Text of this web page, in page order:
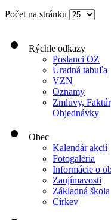
Počet na stránku
Rýchle odkazy
Poslanci OZ
Úradná tabuľa
VZN
Oznamy
Zmluvy,
Objednávky
Obec
Kalendár akcií
Fotogaléria
Informácie o
Zaujímavosti
Základná škola
Církev